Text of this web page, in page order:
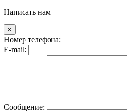
Написать нам
×
Номер телефона:
E-mail:
Сообщение: